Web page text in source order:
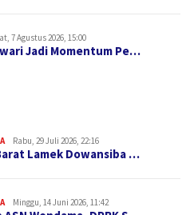
7 Agustus 2026, 15:00
Jadi Momentum Pe…
Rabu, 29 Juli 2026, 22:16
Lamek Dowansiba …
Minggu, 14 Juni 2026, 11:42